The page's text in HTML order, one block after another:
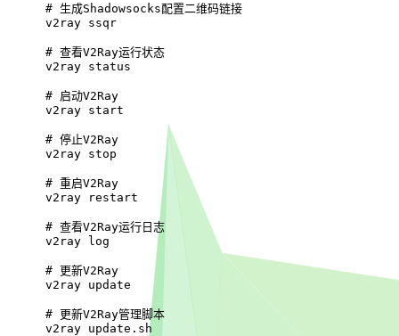
# 生成Shadowsocks配置二维码链接
v2ray ssqr
# 查看V2Ray运行状态
v2ray status
# 启动V2Ray
v2ray start
# 停止V2Ray
v2ray stop
# 重启V2Ray
v2ray restart
# 查看V2Ray运行日志
v2ray log
# 更新V2Ray
v2ray update
# 更新V2Ray管理脚本
v2ray update.sh